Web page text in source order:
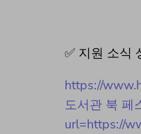
✅ 지원 소식
https://
도서관 북 페
url=https://